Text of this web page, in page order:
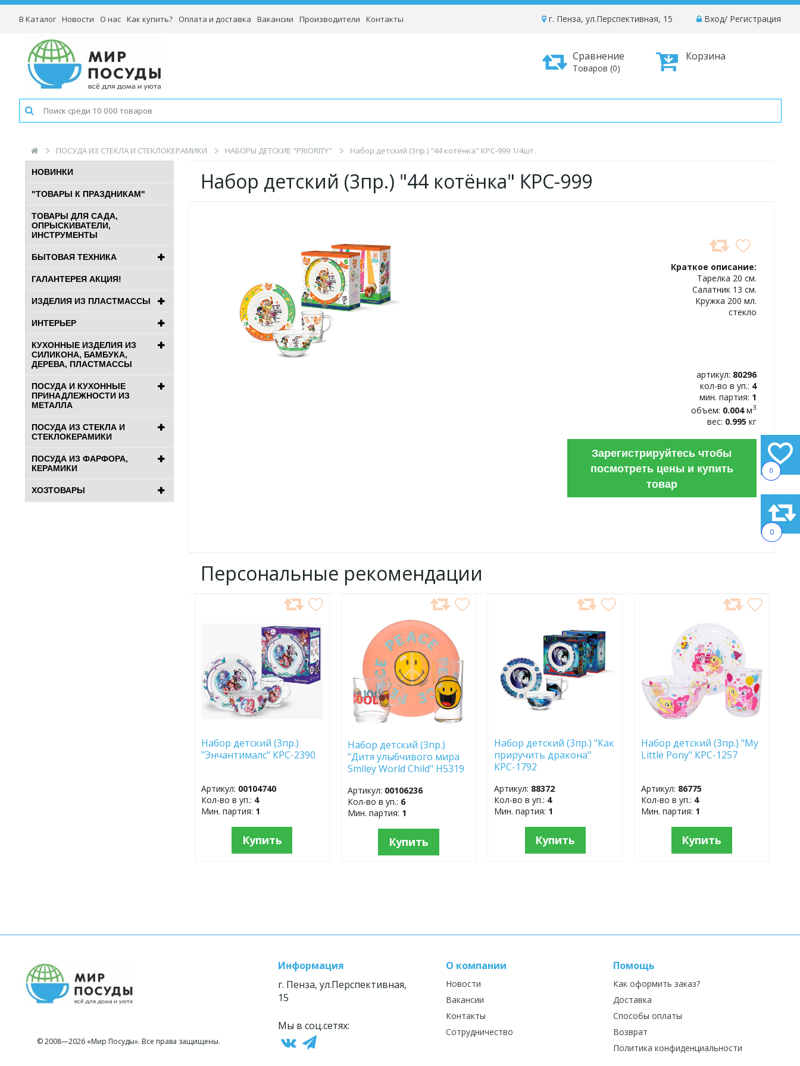
0
0
В Каталог Новости О нас Как купить? Оплата и доставка Вакансии Производители Контакты Вход/ Регистрация
г. Пенза, ул.Перспективная, 15
Корзина
Сравнение
Товаров (0)
ПОСУДА ИЗ СТЕКЛА И СТЕКЛОКЕРАМИКИ НАБОРЫ ДЕТСКИЕ "PRIORITY" Набор детский (3пр.) "44 котёнка" КРС-999 1/4шт.
НОВИНКИ
"ТОВАРЫ К ПРАЗДНИКАМ"
ТОВАРЫ ДЛЯ САДА,
ОПРЫСКИВАТЕЛИ,
ИНСТРУМЕНТЫ
БЫТОВАЯ ТЕХНИКА
ГАЛАНТЕРЕЯ АКЦИЯ!
ИЗДЕЛИЯ ИЗ ПЛАСТМАССЫ
ИНТЕРЬЕР
КУХОННЫЕ ИЗДЕЛИЯ ИЗ
СИЛИКОНА, БАМБУКА,
ДЕРЕВА, ПЛАСТМАССЫ
ПОСУДА И КУХОННЫЕ
ПРИНАДЛЕЖНОСТИ ИЗ
МЕТАЛЛА
ПОСУДА ИЗ СТЕКЛА И
СТЕКЛОКЕРАМИКИ
ПОСУДА ИЗ ФАРФОРА,
КЕРАМИКИ
ХОЗТОВАРЫ
Набор детский (3пр.) "44 котёнка" КРС-999
Краткое описание:
Тарелка 20 см.
Салатник 13 см.
Кружка 200 мл.
стекло
артикул: 80296
кол-во в уп.: 4
мин. партия: 1
объем: 0.004м3
вес: 0.995 кг
Зарегистрируйтесь чтобы
посмотреть цены и купить
товар
Персональные рекомендации
ИЗБРАННОЕ
Набор детский (3пр.)
"Энчантималс" КРС-2390
Артикул: 00104740
Кол-во в уп.: 4
Мин. партия: 1
Купить
ИЗБРАННОЕ
Набор детский (3пр.)
"Дитя улыбчивого мира
Smiley World Child" H5319
Артикул: 00106236
Кол-во в уп.: 6
Мин. партия: 1
Купить
Набор детский (3пр.) "Как
приручить дракона"
КРС-1792
Артикул: 88372
Кол-во в уп.: 4
Мин. партия: 1
Купить
ИЗБРАННОЕ
Набор детский (3пр.) "My
Little Pony" КРС-1257
Артикул: 86775
Кол-во в уп.: 4
Мин. партия: 1
Купить
© 2008—2026 «Мир Посуды». Все права защищены.
Информация
г. Пенза, ул.Перспективная,
15
Мы в соц.сетях:
О компании
Новости
Вакансии
Контакты
Сотрудничество
Помощь
Как оформить заказ?
Доставка
Способы оплаты
Возврат
Политика конфиденциальности